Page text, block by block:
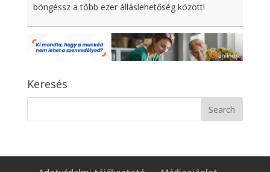
böngéssz a több ezer álláslehetőség között!
Keresés